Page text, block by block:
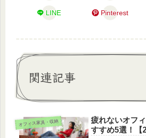
LINE Pinterest
関連記事
オフィス家具・収納
疲れないオフ
すすめ5選！【